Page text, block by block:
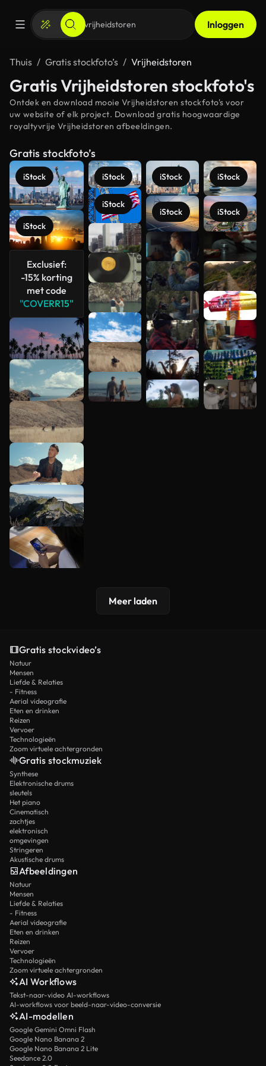
Inloggen
Thuis Gratis stockfoto’s Vrijheidstoren
Gratis Vrijheidstoren stockfoto's
Ontdek en download mooie Vrijheidstoren stockfoto's voor
uw website of elk project. Download gratis hoogwaardige
royaltyvrije Vrijheidstoren afbeeldingen.
Gratis stockfoto’s
iStock
iStock
Exclusief:
-15% korting
met code
"COVERR15"
iStock
iStock
iStock
iStock
iStock
iStock
Meer
bekijken
Meer laden
Gratis stockvideo’s
Natuur
Mensen
Liefde & Relaties
- Fitness
Aerial videografie
Eten en drinken
Reizen
Vervoer
Technologieën
Zoom virtuele achtergronden
Gratis stockmuziek
Synthese
Elektronische drums
sleutels
Het piano
Cinematisch
zachtjes
elektronisch
omgevingen
Stringeren
Akustische drums
Afbeeldingen
Natuur
Mensen
Liefde & Relaties
- Fitness
Aerial videografie
Eten en drinken
Reizen
Vervoer
Technologieën
Zoom virtuele achtergronden
AI Workflows
Tekst-naar-video AI-workflows
AI-workflows voor beeld-naar-video-conversie
AI-modellen
Google Gemini Omni Flash
Google Nano Banana 2
Google Nano Banana 2 Lite
Seedance 2.0